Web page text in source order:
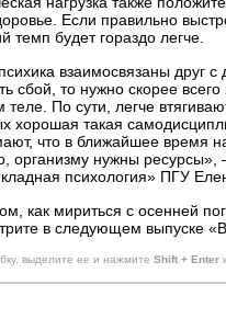
Если правильно
темп будет гораздо легче.
взаимосвязаны друг
сбой, то нужно скорее
теле. По сути, легче
хорошая такая
что в ближайшее время
организму нужны
психология» ПГУ
как мириться с осенней
в следующем выпуске
выделите ее и нажмите Shift + Enter